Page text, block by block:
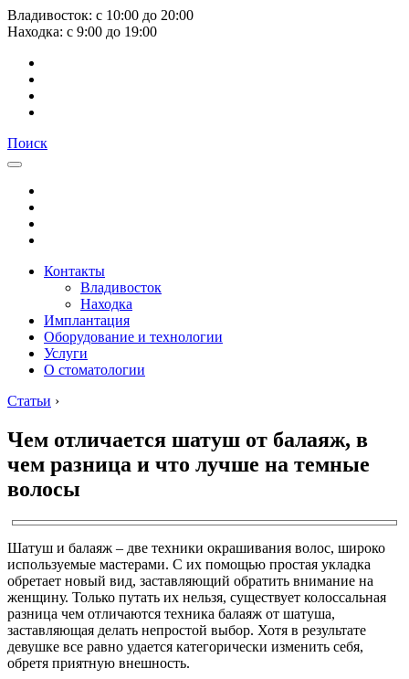
Владивосток: с 10:00 до 20:00
Находка: с 9:00 до 19:00
Поиск
Контакты
Владивосток
Находка
Имплантация
Оборудование и технологии
Услуги
О стоматологии
Статьи ›
Чем отличается шатуш от балаяж, в
чем разница и что лучше на темные
волосы
Шатуш и балаяж – две техники окрашивания волос, широко
используемые мастерами. С их помощью простая укладка
обретает новый вид, заставляющий обратить внимание на
женщину. Только путать их нельзя, существует колоссальная
разница чем отличаются техника балаяж от шатуша,
заставляющая делать непростой выбор. Хотя в результате
девушке все равно удается категорически изменить себя,
обретя приятную внешность.